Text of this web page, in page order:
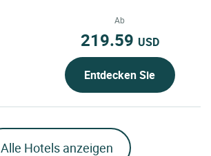
Emilia-Romagna, im...
Ab
219.59 USD
Entdecken Sie
Alle Hotels anzeigen